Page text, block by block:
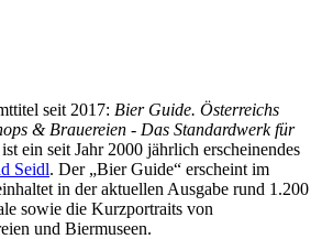
seit 2017: Bier Guide. Österreichs
& Brauereien - Das Standardwerk für
ein seit Jahr 2000 jährlich erscheinendes
Seidl. Der „Bier Guide“ erscheint im
in der aktuellen Ausgabe rund 1.200
sowie die Kurzportraits von
und Biermuseen.